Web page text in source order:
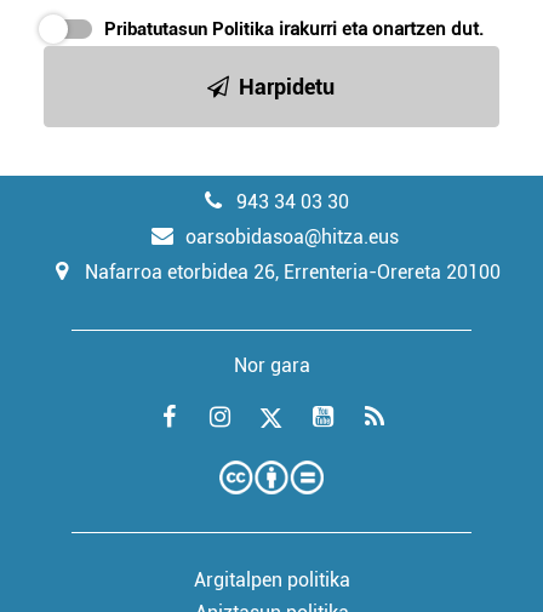
Pribatutasun Politika irakurri eta onartzen dut.
Harpidetu
943 34 03 30
oarsobidasoa@hitza.eus
Nafarroa etorbidea 26, Errenteria-Orereta 20100
Nor gara
Argitalpen politika